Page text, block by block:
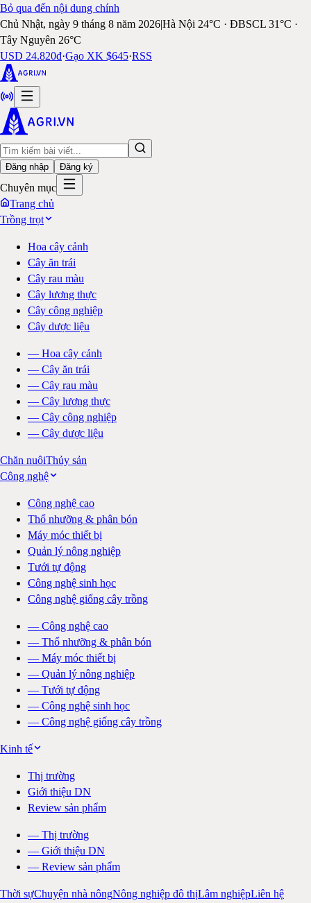
Bỏ qua đến nội dung chính
Chủ Nhật, ngày 9 tháng 8 năm 2026|Hà Nội 24°C · ĐBSCL 31°C ·
Tây Nguyên 26°C
USD 24.820đ·Gạo XK $645·RSS
Đăng nhập Đăng ký
Chuyên mục
Trang chủ
Trồng trọt
Hoa cây cảnh
Cây ăn trái
Cây rau màu
Cây lương thực
Cây công nghiệp
Cây dược liệu
— Hoa cây cảnh
— Cây ăn trái
— Cây rau màu
— Cây lương thực
— Cây công nghiệp
— Cây dược liệu
Chăn nuôiThủy sản
Công nghệ
Công nghệ cao
Thổ nhưỡng & phân bón
Máy móc thiết bị
Quản lý nông nghiệp
Tưới tự động
Công nghệ sinh học
Công nghệ giống cây trồng
— Công nghệ cao
— Thổ nhưỡng & phân bón
— Máy móc thiết bị
— Quản lý nông nghiệp
— Tưới tự động
— Công nghệ sinh học
— Công nghệ giống cây trồng
Kinh tế
Thị trường
Giới thiệu DN
Review sản phẩm
— Thị trường
— Giới thiệu DN
— Review sản phẩm
Thời sựChuyện nhà nôngNông nghiệp đô thịLâm nghiệpLiên hệ